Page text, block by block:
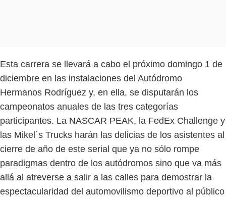
Esta carrera se llevará a cabo el próximo domingo 1 de
diciembre en las instalaciones del Autódromo
Hermanos Rodríguez y, en ella, se disputarán los
campeonatos anuales de las tres categorías
participantes. La NASCAR PEAK, la FedEx Challenge y
las Mikel´s Trucks harán las delicias de los asistentes al
cierre de año de este serial que ya no sólo rompe
paradigmas dentro de los autódromos sino que va más
allá al atreverse a salir a las calles para demostrar la
espectacularidad del automovilismo deportivo al público